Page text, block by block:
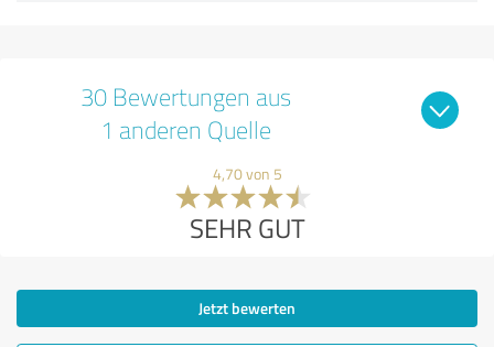
30 Bewertungen aus
1 anderen Quelle
4,70 von 5
SEHR GUT
Jetzt bewerten